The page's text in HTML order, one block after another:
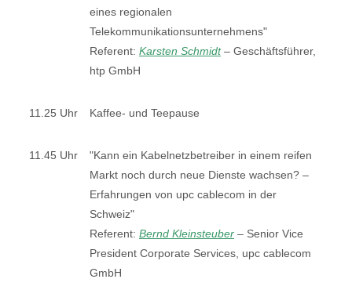
eines regionalen
Telekommunikationsunternehmens"
Referent: Karsten Schmidt– Geschäftsführer,
htp GmbH
11.25 Uhr Kaffee- und Teepause
11.45 Uhr
"Kann ein Kabelnetzbetreiber in einem reifen
Markt noch durch neue Dienste wachsen? –
Erfahrungen von upc cablecom in der
Schweiz"
Referent: Bernd Kleinsteuber – Senior Vice
President Corporate Services, upc cablecom
GmbH